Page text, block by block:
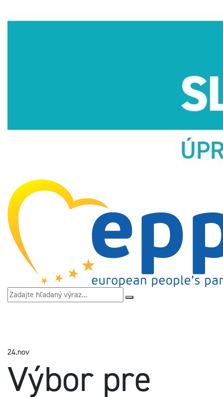
24.nov
Výbor pre